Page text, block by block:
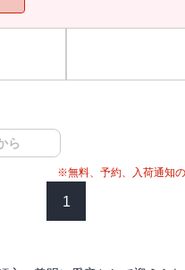
ら
※無料、予約、入荷通知
1